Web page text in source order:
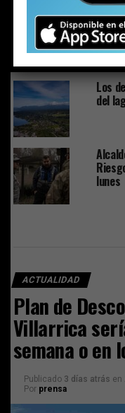
del
Los
del
lunes
ACTUALIDAD
Plan de
Villarrica
semana o en
Publicado 3 días atrás en
Por prensa